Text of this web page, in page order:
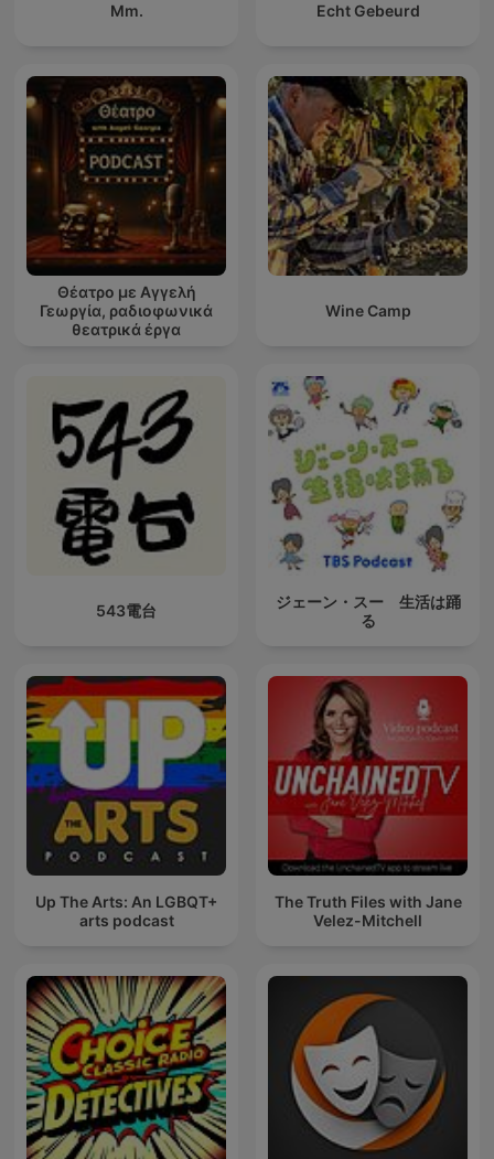
Mm. Echt Gebeurd
Θέατρο με Αγγελή
Γεωργία, ραδιοφωνικά
θεατρικά έργα
Wine Camp
543電台
ジェーン・スー 生活は踊
る
Up The Arts: An LGBQT+
arts podcast
The Truth Files with Jane
Velez-Mitchell